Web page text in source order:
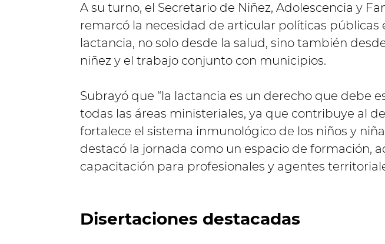
A su turno, el Secretario de Niñez, Adolescencia y
remarcó la necesidad de articular políticas públicas
lactancia, no solo desde la salud, sino también
niñez y el trabajo conjunto con municipios.
Subrayó que “la lactancia es un derecho que debe
todas las áreas ministeriales, ya que contribuye al
fortalece el sistema inmunológico de los niños y
destacó la jornada como un espacio de formación,
capacitación para profesionales y agentes
Disertaciones destacadas